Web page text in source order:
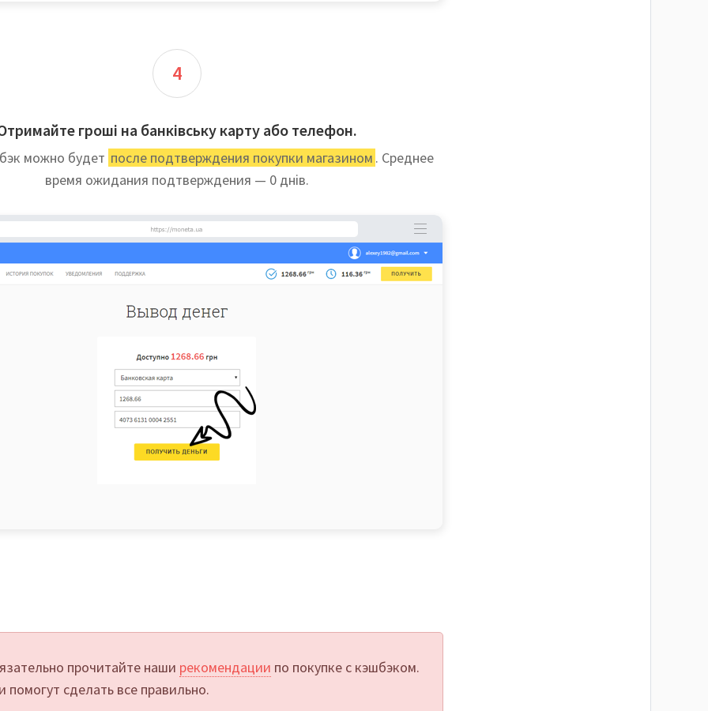
4
гроші на банківську карту або телефон.
можно будет после подтверждения покупки магазином . Среднее
время ожидания подтверждения — 0 днів.
прочитайте наши рекомендации по покупке с кэшбэком.
помогут сделать все правильно.